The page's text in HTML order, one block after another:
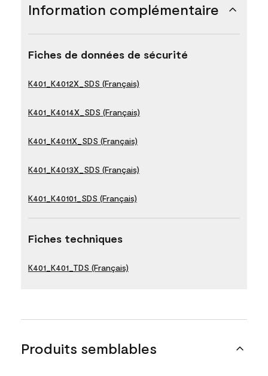
Information complémentaire
Fiches de données de sécurité
K401_K4012X_SDS (Français)
K401_K4014X_SDS (Français)
K401_K4011X_SDS (Français)
K401_K4013X_SDS (Français)
K401_K40101_SDS (Français)
Fiches techniques
K401_K401_TDS (Français)
Produits semblables